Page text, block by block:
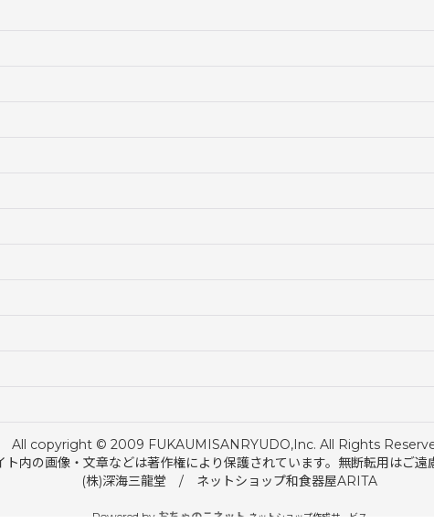
All copyright © 2009 FUKAUMISANRYUDO,Inc. All Rights
ト内の画像・文章などは著作権により保護されています。無断転用はご遠
(株)深海三龍堂 / ネットショップ和食器屋ARITA
Powered by おちゃのこネット ネットショップ作成サービス